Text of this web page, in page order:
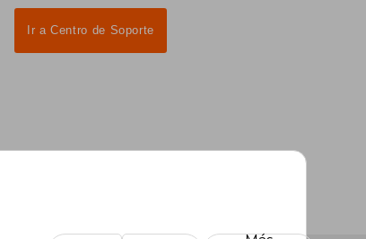
Ir a Centro de Soporte